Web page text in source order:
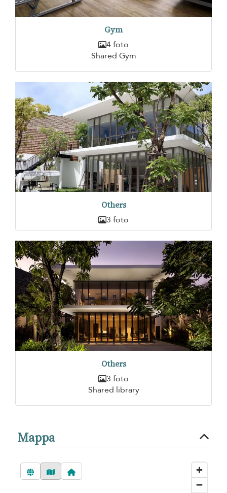
Gym
4 foto
Shared Gym
Others
3 foto
Others
3 foto
Shared library
Mappa